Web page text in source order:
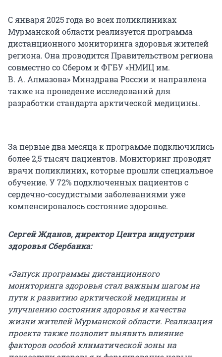
С января 2025 года во всех поликлиниках
Мурманской области реализуется программа
дистанционного мониторинга здоровья жителей
региона. Она проводится Правительством региона
совместно со Сбером и ФГБУ «НМИЦ им.
В. А. Алмазова» Минздрава России и направлена
также на проведение исследований для
разработки стандарта арктической медицины.
За первые два месяца к программе подключились
более 2,5 тысяч пациентов. Мониторинг проводят
врачи поликлиник, которые прошли специальное
обучение. У 72% подключенных пациентов с
сердечно-сосудистыми заболеваниями уже
компенсировалось состояние здоровье.
Сергей Жданов, директор Центра индустрии
здоровья Сбербанка:
«Запуск программы дистанционного
мониторинга здоровья стал важным шагом на
пути к развитию арктической медицины и
улучшению состояния здоровья и качества
жизни жителей Мурманской области. Реализация
проекта также позволит выявить влияние
факторов особой климатической зоны на